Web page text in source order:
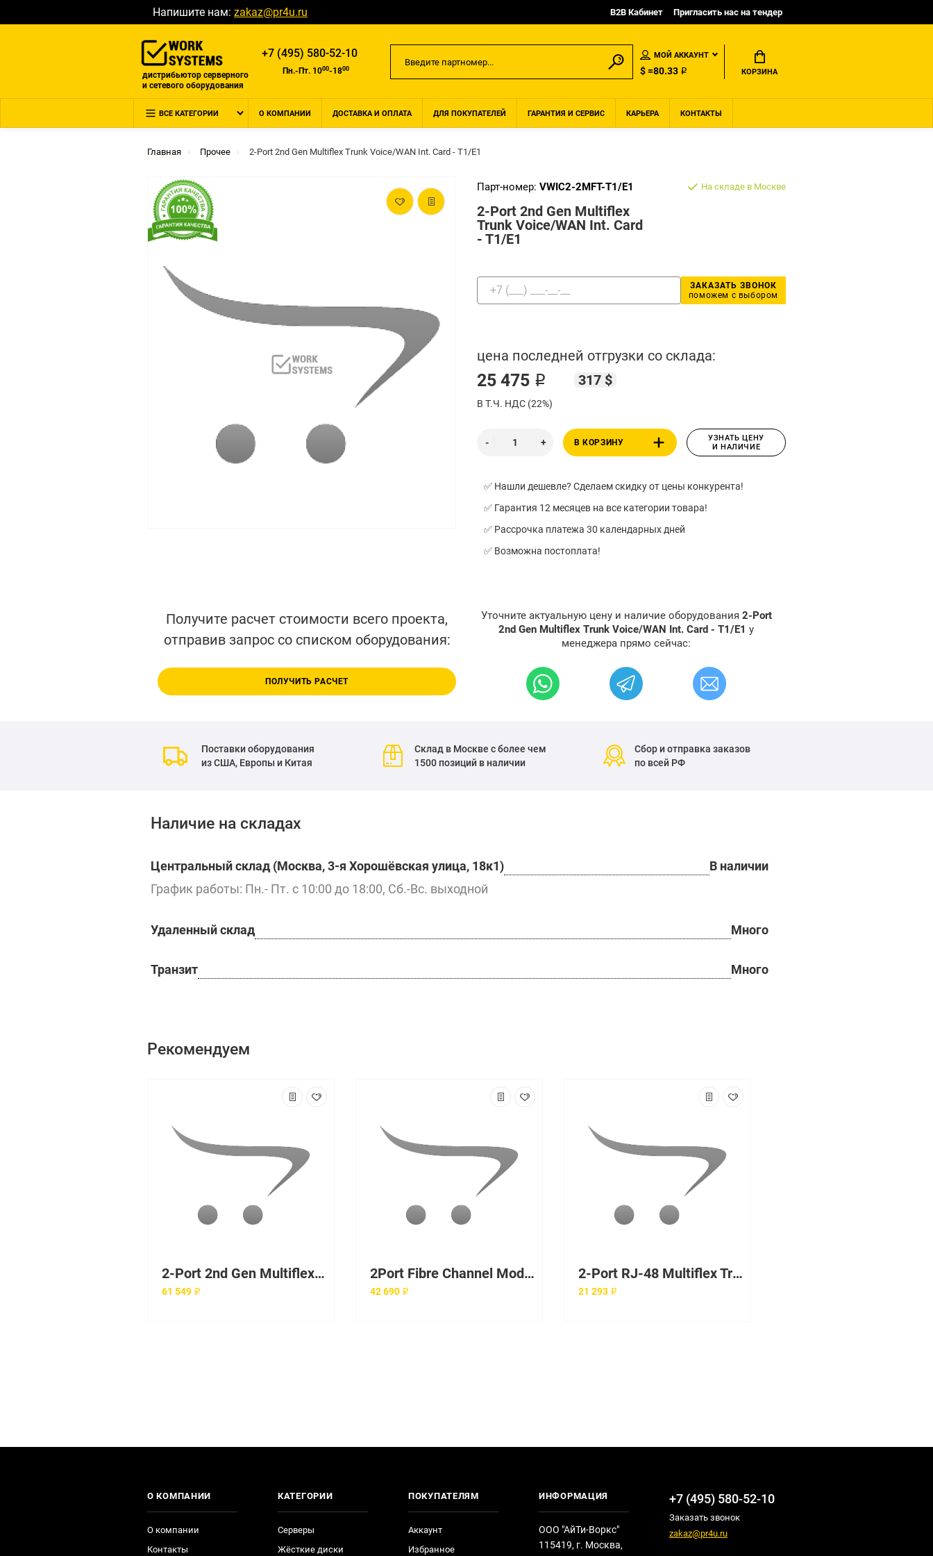
Напишите нам: zakaz@pr4u.ru B2B Кабинет Пригласить нас на тендер
дистрибьютор серверного
и сетевого оборудования
+7 (495) 580-52-10
Пн.-Пт. 1000-1800
МОЙ АККАУНТ
$ =80.33 ₽ КОРЗИНА
ВСЕ КАТЕГОРИИ О КОМПАНИИ ДОСТАВКА И ОПЛАТА ДЛЯ ПОКУПАТЕЛЕЙ ГАРАНТИЯ И СЕРВИС КАРЬЕРА КОНТАКТЫ
Главная Прочее 2-Port 2nd Gen Multiflex Trunk Voice/WAN Int. Card - T1/E1
Парт-номер: VWIC2-2MFT-T1/E1
2-Port 2nd Gen Multiflex
Trunk Voice/WAN Int. Card
- T1/E1
На складе в Москве
ЗАКАЗАТЬ ЗВОНОК
поможем с выбором
цена последней отгрузки со склада:
25 475 ₽ 317 $
В Т.Ч. НДС (22%)
В КОРЗИНУ
УЗНАТЬ ЦЕНУ
И НАЛИЧИЕ
✅ Нашли дешевле? Сделаем скидку от цены конкурента!
✅ Гарантия 12 месяцев на все категории товара!
✅ Рассрочка платежа 30 календарных дней
✅ Возможна постоплата!
Получите расчет стоимости всего проекта,
отправив запрос со списком оборудования:
ПОЛУЧИТЬ РАСЧЕТ
Уточните актуальную цену и наличие оборудования 2-Port
2nd Gen Multiflex Trunk Voice/WAN Int. Card - T1/E1 у
менеджера прямо сейчас:
Поставки оборудования
из США, Европы и Китая
Склад в Москве с более чем
1500 позиций в наличии
Сбор и отправка заказов
по всей РФ
Наличие на складах
Центральный склад (Москва, 3-я Хорошёвская улица, 18к1)
В наличии
График работы: Пн.- Пт. с 10:00 до 18:00, Сб.-Вс. выходной
Удаленный склад Много
Транзит Много
Рекомендуем
2-Port 2nd Gen Multiflex Trunk Voice/WAN Int. Card - T1/E1
61 549 ₽
2Port Fibre Channel Module
42 690 ₽
2-Port RJ-48 Multiflex Trunk - G.703
21 293 ₽
О КОМПАНИИ
О компании
Контакты
КАТЕГОРИИ
Серверы
Жёсткие диски
ПОКУПАТЕЛЯМ
Аккаунт
Избранное
ИНФОРМАЦИЯ
ООО "АйТи-Воркс"
115419, г. Москва,
+7 (495) 580-52-10
Заказать звонок
zakaz@pr4u.ru